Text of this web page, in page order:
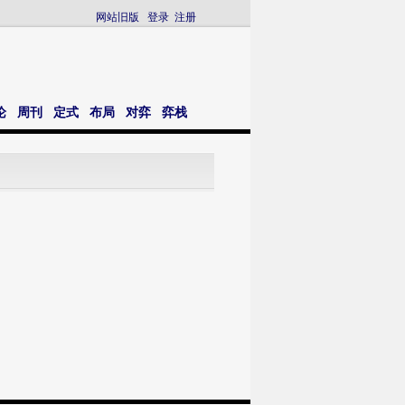
网站旧版 登录 注册
周刊 定式 布局 对弈 弈栈